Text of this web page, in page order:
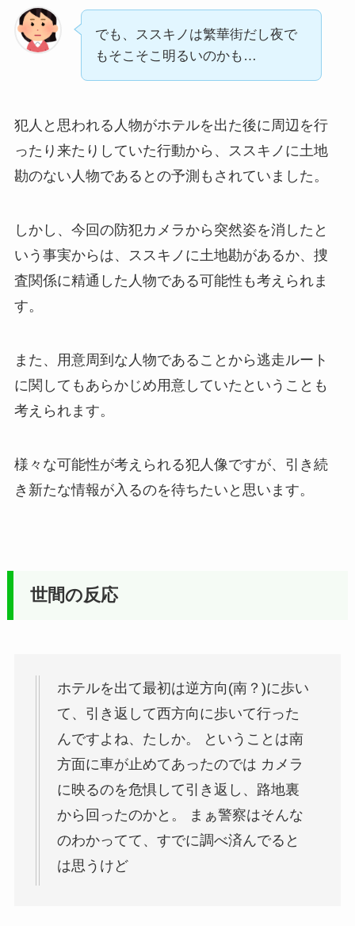
でも、ススキノは繁華街だし夜で
もそこそこ明るいのかも…
犯人と思われる人物がホテルを出た後に周辺を行
ったり来たりしていた行動から、ススキノに土地
勘のない人物であるとの予測もされていました。
しかし、今回の防犯カメラから突然姿を消したと
いう事実からは、ススキノに土地勘があるか、捜
査関係に精通した人物である可能性も考えられま
す。
また、用意周到な人物であることから逃走ルート
に関してもあらかじめ用意していたということも
考えられます。
様々な可能性が考えられる犯人像ですが、引き続
き新たな情報が入るのを待ちたいと思います。
世間の反応
ホテルを出て最初は逆方向(南？)に歩い
て、引き返して西方向に歩いて行った
んですよね、たしか。 ということは南
方面に車が止めてあったのでは カメラ
に映るのを危惧して引き返し、路地裏
から回ったのかと。 まぁ警察はそんな
のわかってて、すでに調べ済んでると
は思うけど